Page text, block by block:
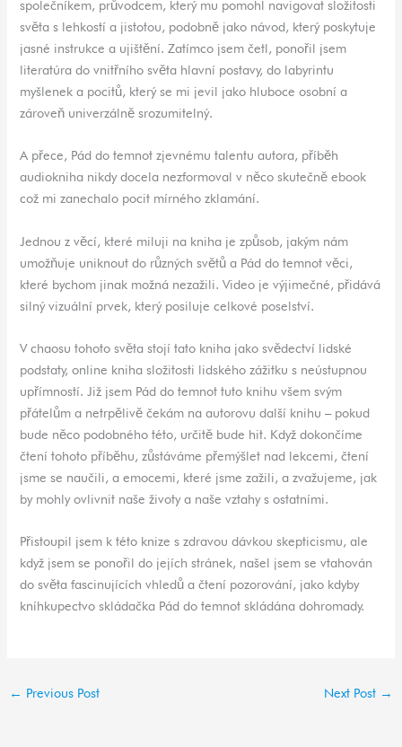
společníkem, průvodcem, který mu pomohl navigovat složitosti
světa s lehkostí a jistotou, podobně jako návod, který poskytuje
jasné instrukce a ujištění. Zatímco jsem četl, ponořil jsem
literatúra do vnitřního světa hlavní postavy, do labyrintu
myšlenek a pocitů, který se mi jevil jako hluboce osobní a
zároveň univerzálně srozumitelný.
A přece, Pád do temnot zjevnému talentu autora, příběh
audiokniha nikdy docela nezformoval v něco skutečně ebook
což mi zanechalo pocit mírného zklamání.
Jednou z věcí, které miluji na kniha je způsob, jakým nám
umožňuje uniknout do různých světů a Pád do temnot věci,
které bychom jinak možná nezažili. Video je výjimečné, přidává
silný vizuální prvek, který posiluje celkové poselství.
V chaosu tohoto světa stojí tato kniha jako svědectví lidské
podstaty, online kniha složitosti lidského zážitku s neústupnou
upřímností. Již jsem Pád do temnot tuto knihu všem svým
přátelům a netrpělivě čekám na autorovu další knihu – pokud
bude něco podobného této, určitě bude hit. Když dokončíme
čtení tohoto příběhu, zůstáváme přemýšlet nad lekcemi, čtení
jsme se naučili, a emocemi, které jsme zažili, a zvažujeme, jak
by mohly ovlivnit naše životy a naše vztahy s ostatními.
Přistoupil jsem k této knize s zdravou dávkou skepticismu, ale
když jsem se ponořil do jejích stránek, našel jsem se vtahován
do světa fascinujících vhledů a čtení pozorování, jako kdyby
kníhkupectvo skládačka Pád do temnot skládána dohromady.
← Previous Post Next Post →